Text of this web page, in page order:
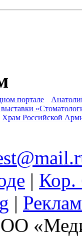
портале
Храм Российской
| Кор.
|